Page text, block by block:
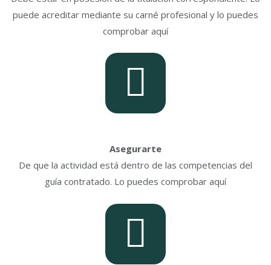
puede acreditar mediante su carné profesional y lo puedes
comprobar aquí
Asegurarte
De que la actividad está dentro de las competencias del
guía contratado. Lo puedes comprobar aquí